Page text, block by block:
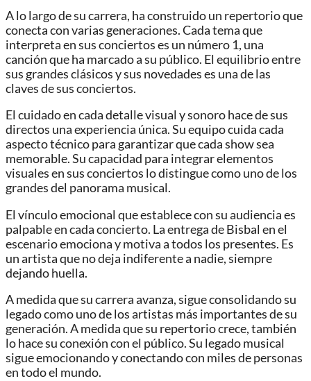
A lo largo de su carrera, ha construido un repertorio que
conecta con varias generaciones. Cada tema que
interpreta en sus conciertos es un número 1, una
canción que ha marcado a su público. El equilibrio entre
sus grandes clásicos y sus novedades es una de las
claves de sus conciertos.
El cuidado en cada detalle visual y sonoro hace de sus
directos una experiencia única. Su equipo cuida cada
aspecto técnico para garantizar que cada show sea
memorable. Su capacidad para integrar elementos
visuales en sus conciertos lo distingue como uno de los
grandes del panorama musical.
El vínculo emocional que establece con su audiencia es
palpable en cada concierto. La entrega de Bisbal en el
escenario emociona y motiva a todos los presentes. Es
un artista que no deja indiferente a nadie, siempre
dejando huella.
A medida que su carrera avanza, sigue consolidando su
legado como uno de los artistas más importantes de su
generación. A medida que su repertorio crece, también
lo hace su conexión con el público. Su legado musical
sigue emocionando y conectando con miles de personas
en todo el mundo.